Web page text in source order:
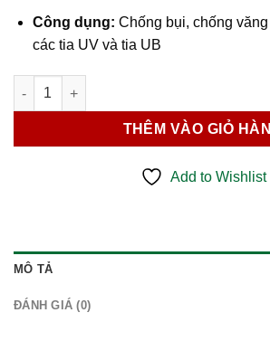
Công dụng: Chống bụi, chống
các tia UV và tia UB
Kính Gắn Nón EV-815 số lượng
THÊM VÀO GIỎ
Add to Wishlist
MÔ TẢ
ĐÁNH GIÁ (0)